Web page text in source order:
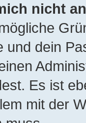
nicht
und dein
Es ist
mit der